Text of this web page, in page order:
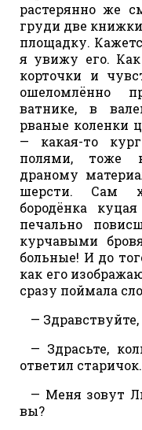
растерянно же
груди две
площадку.
я увижу его.
корточки и
ошеломлённо
ватнике, в
рваные коленки
— какая-то
полями, тоже
драному
шерсти. Сам
бородёнка
печально
курчавыми
больные! И до
как его
сразу поймала
—
— Здрасьте,
ответил старичок.
— Меня зовут
вы?